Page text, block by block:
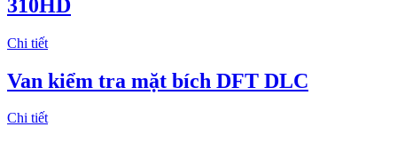
310HD
Chi tiết
Van kiểm tra mặt bích DFT DLC
Chi tiết